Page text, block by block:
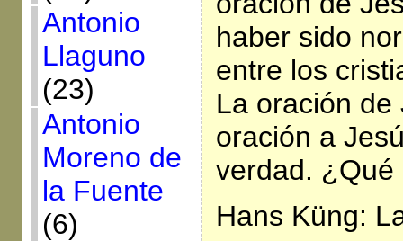
Antonio
Llaguno
(23)
Antonio
Moreno de
la Fuente
(6)
haber sido
entre los
La oración de
oración a
verdad. ¿Qué
Hans Küng: